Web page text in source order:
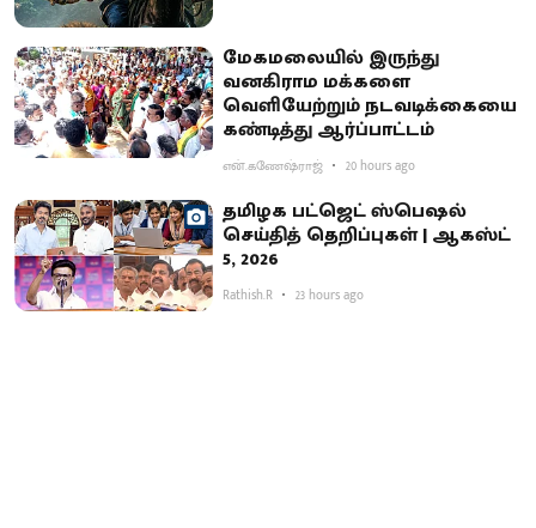
மேகமலையில் இருந்து
வனகிராம மக்களை
வெளியேற்றும் நடவடிக்கையை
கண்டித்து ஆர்ப்பாட்டம்
என்.கணேஷ்ராஜ் 20 hours ago
தமிழக பட்ஜெட் ஸ்பெஷல்
செய்தித் தெறிப்புகள் | ஆகஸ்ட்
5, 2026
Rathish.R 23 hours ago